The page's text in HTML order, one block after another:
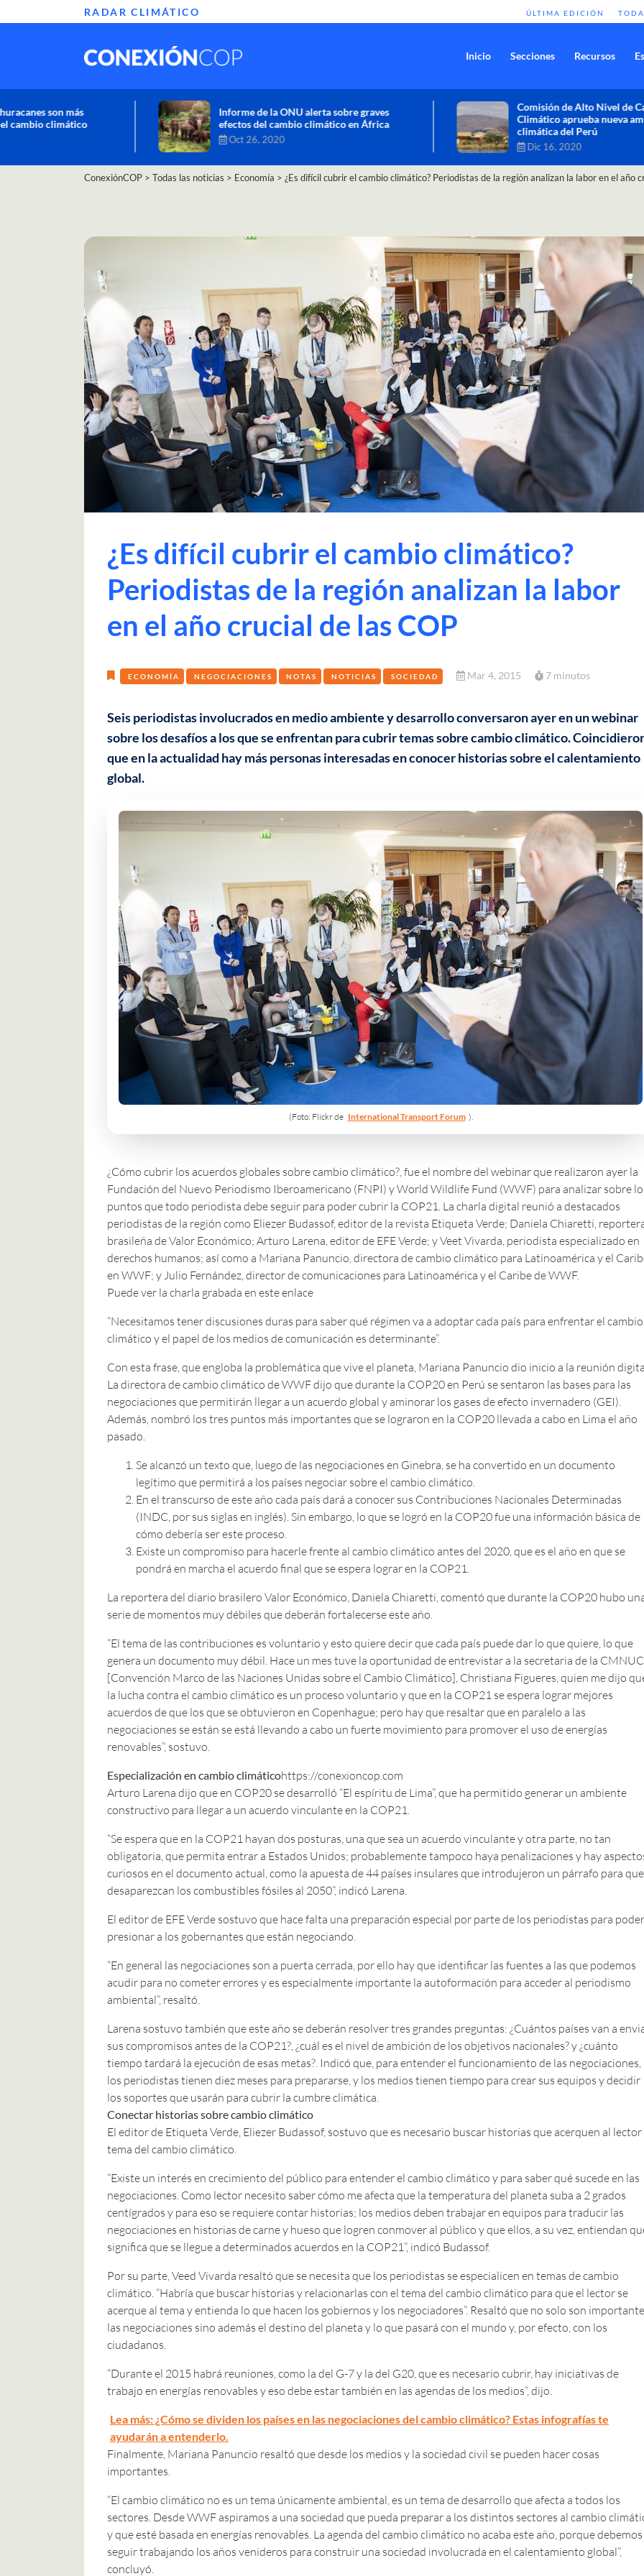
RADAR CLIMÁTICO ÚLTIMA EDICIÓN
Inicio Secciones Recursos
Informe de la ONU alerta sobre graves
efectos del cambio climático en África
Oct 26, 2020
Comisión de Alto Nivel de Cambio
Climático aprueba nueva ambición
climática del Perú
Dic 16, 2020
ConexiónCOP > Todas las noticias > Economía > ¿Es difícil cubrir el cambio climático? Periodistas de la región analizan la labor en el año
¿Es difícil cubrir el cambio climático?
Periodistas de la región analizan la labor
en el año crucial de las COP
ECONOMÍA NEGOCIACIONES NOTAS NOTICIAS SOCIEDAD Mar 4, 2015 7 minutos
Seis periodistas involucrados en medio ambiente y desarrollo conversaron ayer en un webinar
sobre los desafíos a los que se enfrentan para cubrir temas sobre cambio climático.
que en la actualidad hay más personas interesadas en conocer historias sobre el calentamiento
global.
(Foto: Flickr de International Transport Forum ).
¿Cómo cubrir los acuerdos globales sobre cambio climático?, fue el nombre del webinar que realizaron ayer la
Fundación del Nuevo Periodismo Iberoamericano (FNPI) y World Wildlife Fund (WWF) para analizar sobre
puntos que todo periodista debe seguir para poder cubrir la COP21. La charla digital reunió a destacados
periodistas de la región como Eliezer Budassof, editor de la revista Etiqueta Verde; Daniela Chiaretti,
brasileña deValor Económico; Arturo Larena, editor de EFE Verde; y Veet Vivarda, periodista especializado en
derechos humanos; así como a Mariana Panuncio, directora de cambio climático para Latinoamérica y el
en WWF; y Julio Fernández, director de comunicaciones para Latinoamérica y el Caribe de WWF.
Puede ver la charla grabada en este enlace
“Necesitamos tener discusiones duras para saber qué régimen va a adoptar cada país para enfrentar el cambio
climático y el papel de los medios de comunicación es determinante”.
Con esta frase, que engloba la problemática que vive el planeta, Mariana Panuncio dio inicio a la reunión
La directora de cambio climático de WWF dijo que durante la COP20 en Perú se sentaron las bases para las
negociaciones que permitirán llegar a un acuerdo global y aminorar los gases de efecto invernadero (GEI).
Además, nombró los tres puntos más importantes que se lograron en la COP20 llevada a cabo en Lima el año
pasado.
Se alcanzó un texto que, luego de las negociaciones en Ginebra, se ha convertido en un documento
legítimo que permitirá a los países negociar sobre el cambio climático.
En el transcurso de este año cada país dará a conocer sus Contribuciones Nacionales Determinadas
(INDC, por sus siglas en inglés). Sin embargo, lo que se logró en la COP20 fue una información básica de
cómo debería ser este proceso.
Existe un compromiso para hacerle frente al cambio climático antes del 2020, que es el año en que se
pondrá en marcha el acuerdo final que se espera lograr en la COP21.
La reportera del diario brasilero Valor Económico, Daniela Chiaretti, comentó que durante la COP20 hubo
serie de momentos muy débiles que deberán fortalecerse este año.
“El tema de las contribuciones es voluntario y esto quiere decir que cada país puede dar lo que quiere, lo que
genera un documento muy débil. Hace un mes tuve la oportunidad de entrevistar a la secretaria de la
[Convención Marco de las Naciones Unidas sobre el Cambio Climático], Christiana Figueres, quien me dijo
la lucha contra el cambio climático es un proceso voluntario y que en la COP21 se espera lograr mejores
acuerdos de que los que se obtuvieron en Copenhague; pero hay que resaltar que en paralelo a las
negociaciones se están se está llevando a cabo un fuerte movimiento para promover el uso de energías
renovables”, sostuvo.
Especialización en cambio climáticohttps://conexioncop.com
Arturo Larena dijo que en COP20 se desarrolló “El espíritu de Lima”, que ha permitido generar un ambiente
constructivo para llegar a un acuerdo vinculante en la COP21.
“Se espera que en la COP21 hayan dos posturas, una que sea un acuerdo vinculante y otra parte, no tan
obligatoria, que permita entrar a Estados Unidos; probablemente tampoco haya penalizaciones y hay
curiosos en el documento actual, como la apuesta de 44 países insulares que introdujeron un párrafo para que
desaparezcan los combustibles fósiles al 2050”, indicó Larena.
El editor de EFE Verde sostuvo que hace falta una preparación especial por parte de los periodistas para poder
presionar a los gobernantes que están negociando.
“En general las negociaciones son a puerta cerrada, por ello hay que identificar las fuentes a las que podemos
acudir para no cometer errores y es especialmente importante la autoformación para acceder al periodismo
ambiental”, resaltó.
Larena sostuvo también que este año se deberán resolver tres grandes preguntas: ¿Cuántos países van a
sus compromisos antes de la COP21?, ¿cuál es el nivel de ambición de los objetivos nacionales? y ¿cuánto
tiempo tardará la ejecución de esas metas?. Indicó que, para entender el funcionamiento de las negociaciones,
los periodistas tienen diez meses para prepararse, y los medios tienen tiempo para crear sus equipos y decidir
los soportes que usarán para cubrir la cumbre climática.
Conectar historias sobre cambio climático
El editor de Etiqueta Verde, Eliezer Budassof, sostuvo que es necesario buscar historias que acerquen al lector
tema del cambio climático.
“Existe un interés en crecimiento del público para entender el cambio climático y para saber qué sucede en las
negociaciones. Como lector necesito saber cómo me afecta que la temperatura del planeta suba a 2 grados
centígrados y para eso se requiere contar historias; los medios deben trabajar en equipos para traducir las
negociaciones en historias de carne y hueso que logren conmover al público y que ellos, a su vez, entiendan
significa que se llegue a determinados acuerdos en la COP21”, indicó Budassof.
Por su parte, Veed Vivarda resaltó que se necesita que los periodistas se especialicen en temas de cambio
climático. “Habría que buscar historias y relacionarlas con el tema del cambio climático para que el lector se
acerque al tema y entienda lo que hacen los gobiernos y los negociadores”. Resaltó que no solo son
las negociaciones sino además el destino del planeta y lo que pasará con el mundo y, por efecto, con los
ciudadanos.
“Durante el 2015 habrá reuniones, como la del G-7 y la del G20, que es necesario cubrir, hay iniciativas de
trabajo en energías renovables y eso debe estar también en las agendas de los medios”, dijo.
Lea más: ¿Cómo se dividen los países en las negociaciones del cambio climático? Estas infografías te
ayudarán a entenderlo.
Finalmente, Mariana Panuncio resaltó que desde los medios y la sociedad civil se pueden hacer cosas
importantes.
“El cambio climático no es un tema únicamente ambiental, es un tema de desarrollo que afecta a todos los
sectores. Desde WWF aspiramos a una sociedad que pueda preparar a los distintos sectores al cambio
y que esté basada en energías renovables. La agenda del cambio climático no acaba este año, porque debemos
seguir trabajando los años venideros para construir una sociedad involucrada en el calentamiento global”,
concluyó.